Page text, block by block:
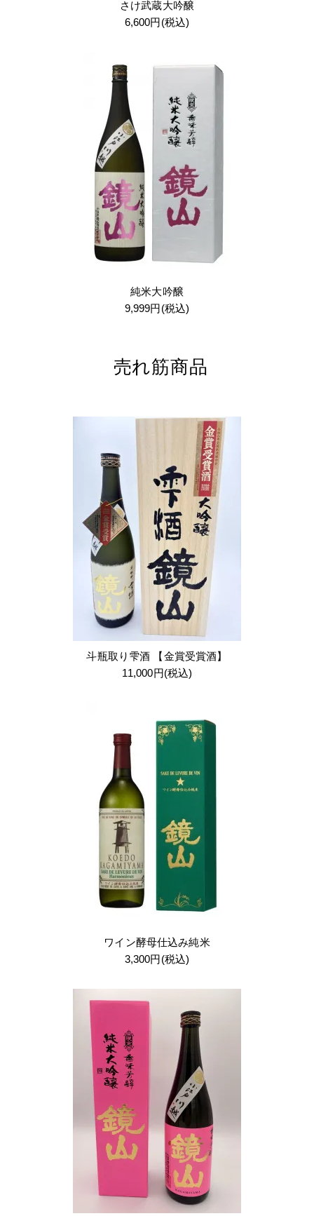
さけ武蔵大吟醸
6,600円(税込)
純米大吟醸
9,999円(税込)
売れ筋商品
斗瓶取り雫酒 【金賞受賞酒】
11,000円(税込)
ワイン酵母仕込み純米
3,300円(税込)